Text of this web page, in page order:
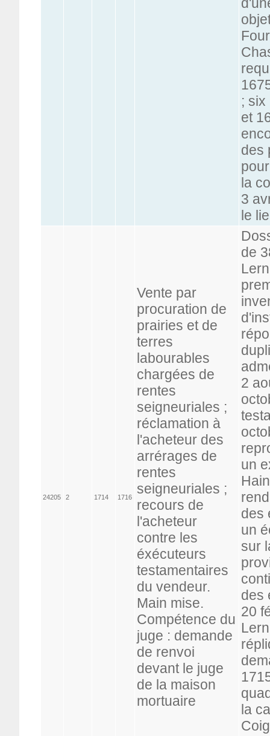
;
et
des
la
3
le
24205 2 1714 1716
Vente par
procuration de
prairies et de
terres
labourables
chargées de
rentes
seigneuriales ;
réclamation à
l'acheteur des
arrérages de
rentes
seigneuriales ;
recours de
l'acheteur
contre les
éxécuteurs
testamentaires
du vendeur.
Main mise.
Compétence du
juge : demande
de renvoi
devant le juge
de la maison
mortuaire
de
2
un
des
un
sur
des
20
la